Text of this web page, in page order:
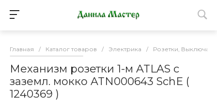
Главная / Каталог товаров / Электрика / Розетки,
Механизм розетки 1-м ATLAS с
заземл. мокко ATN000643 SchE (
1240369 )